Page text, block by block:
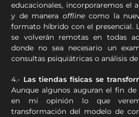
educacionales, incorporaremos el
y de manera offlinecomo la
formato híbrido con el presencial.
se volverán remotas en todas
donde no sea necesario un
consultas psiquiátricas o análisis
4.- Las tiendas físicas se
Aunque algunos auguran el fin de
en mi opinión lo que
transformación del modelo de